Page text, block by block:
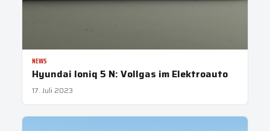
NEWS
Hyundai Ioniq 5 N: Vollgas im Elektroauto
17. Juli 2023